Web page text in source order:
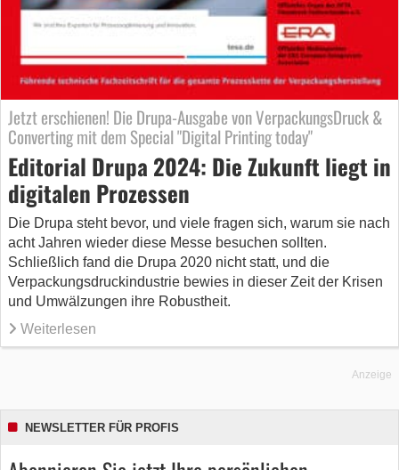
Jetzt erschienen! Die Drupa-Ausgabe von VerpackungsDruck &
Converting mit dem Special "Digital Printing today"
Editorial Drupa 2024: Die Zukunft liegt in
digitalen Prozessen
Die Drupa steht bevor, und viele fragen sich, warum sie nach
acht Jahren wieder diese Messe besuchen sollten.
Schließlich fand die Drupa 2020 nicht statt, und die
Verpackungsdruckindustrie bewies in dieser Zeit der Krisen
und Umwälzungen ihre Robustheit.
Weiterlesen
Anzeige
NEWSLETTER FÜR PROFIS